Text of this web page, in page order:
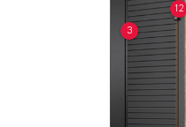
3
12